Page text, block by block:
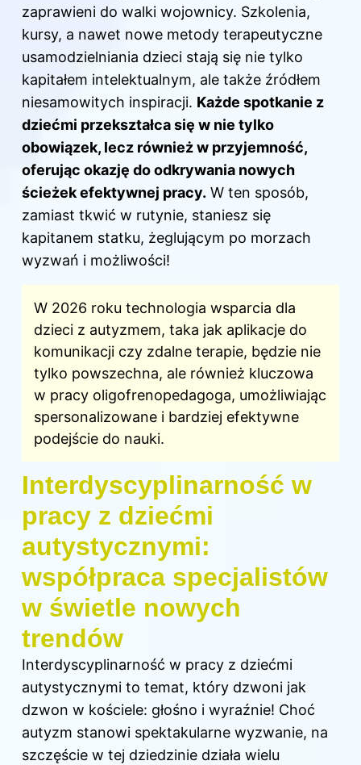
zaprawieni do walki wojownicy. Szkolenia,
kursy, a nawet nowe metody terapeutyczne
usamodzielniania dzieci stają się nie tylko
kapitałem intelektualnym, ale także źródłem
niesamowitych inspiracji. Każde spotkanie z
dziećmi przekształca się w nie tylko
obowiązek, lecz również w przyjemność,
oferując okazję do odkrywania nowych
ścieżek efektywnej pracy. W ten sposób,
zamiast tkwić w rutynie, staniesz się
kapitanem statku, żeglującym po morzach
wyzwań i możliwości!
W 2026 roku technologia wsparcia dla
dzieci z autyzmem, taka jak aplikacje do
komunikacji czy zdalne terapie, będzie nie
tylko powszechna, ale również kluczowa
w pracy oligofrenopedagoga, umożliwiając
spersonalizowane i bardziej efektywne
podejście do nauki.
Interdyscyplinarność w
pracy z dziećmi
autystycznymi:
współpraca specjalistów
w świetle nowych
trendów
Interdyscyplinarność w pracy z dziećmi
autystycznymi to temat, który dzwoni jak
dzwon w kościele: głośno i wyraźnie! Choć
autyzm stanowi spektakularne wyzwanie, na
szczęście w tej dziedzinie działa wielu